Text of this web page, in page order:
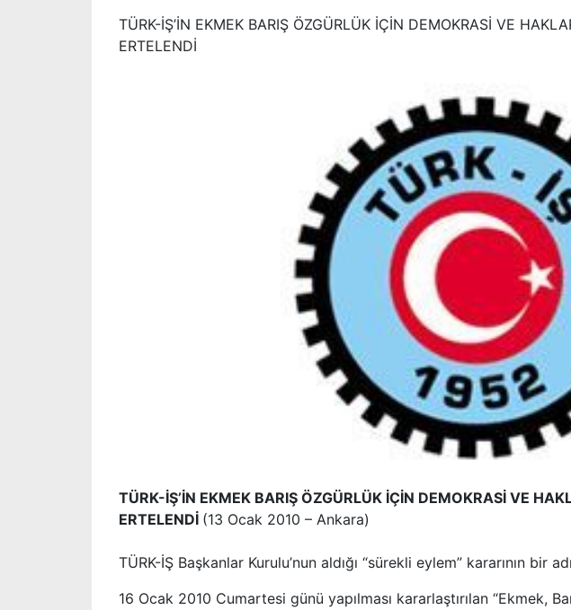
TÜRK-İŞ’İN EKMEK BARIŞ ÖZGÜRLÜK İÇİN DEMOKRASİ VE
ERTELENDİ
TÜRK-İŞ’İN EKMEK BARIŞ ÖZGÜRLÜK İÇİN DEMOKRASİ VE
ERTELENDİ (13 Ocak 2010 – Ankara)
TÜRK-İŞ Başkanlar Kurulu’nun aldığı “sürekli eylem” kararının bir
16 Ocak 2010 Cumartesi günü yapılması kararlaştırılan “Ekmek,